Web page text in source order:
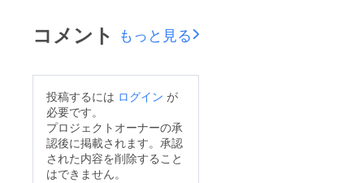
市長に提出するための
署名活動の一環とし
当日は風船300個、大
道芸人の配布する風船
アート、チラシ1000
枚、ポップコーンを無
コメント もっと見る
投稿するには ログイン が
必要です。
プロジェクトオーナーの承
認後に掲載されます。承認
された内容を削除すること
はできません。